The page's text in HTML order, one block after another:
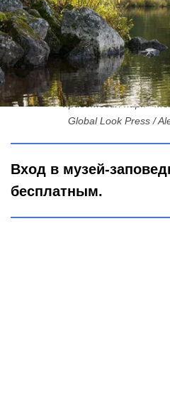
Обновленная экотропа и
приготовил парк
Global Look Press /
Вход в музей-
бесплатным.